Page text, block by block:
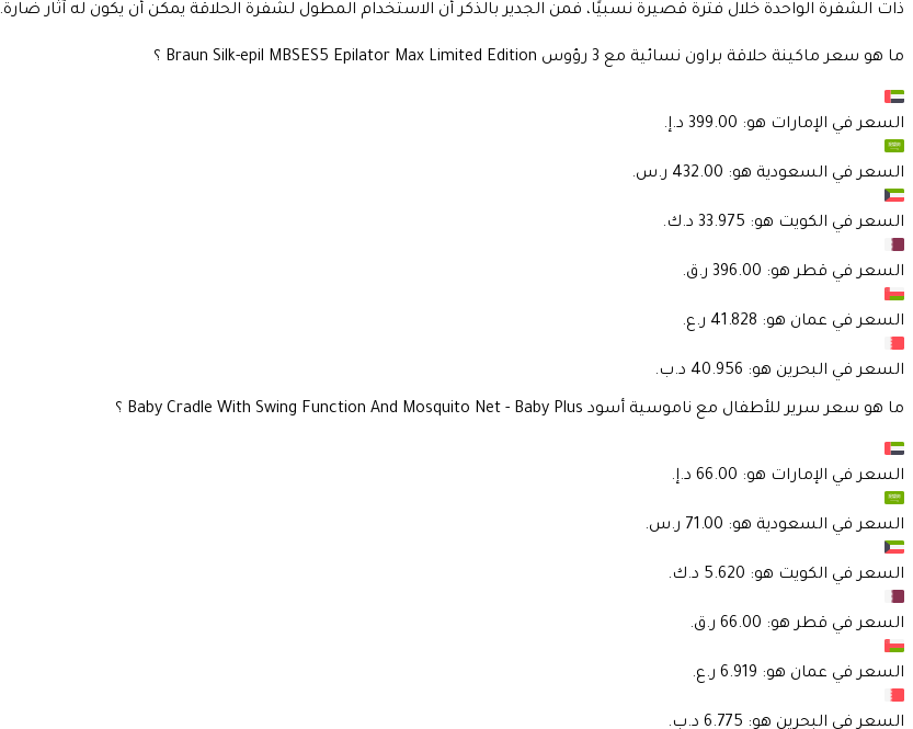
ذات الشفرة الواحدة خلال فترة قصيرة نسبيًا، فمن الجدير بالذكر أن الاستخدام المطول لشفرة الحلاقة يمكن أن يكون له آثار ضارة.
ما هو سعر ماكينة حلاقة براون نسائية مع 3 رؤوس Braun Silk-epil MBSES5 Epilator Max Limited Edition ؟
السعر في الإمارات هو:
السعر في السعودية هو:
السعر في الكويت هو:
السعر في قطرهو:
السعر في عمان هو:
السعر في البحرين هو:
ما هو سعر سرير للأطفال مع ناموسية أسود Baby Cradle With Swing Function And Mosquito Net - Baby Plus ؟
السعر في الإمارات هو:
السعر في السعودية هو:
السعر في الكويت هو:
السعر في قطرهو:
السعر في عمان هو:
السعر في البحرين هو: